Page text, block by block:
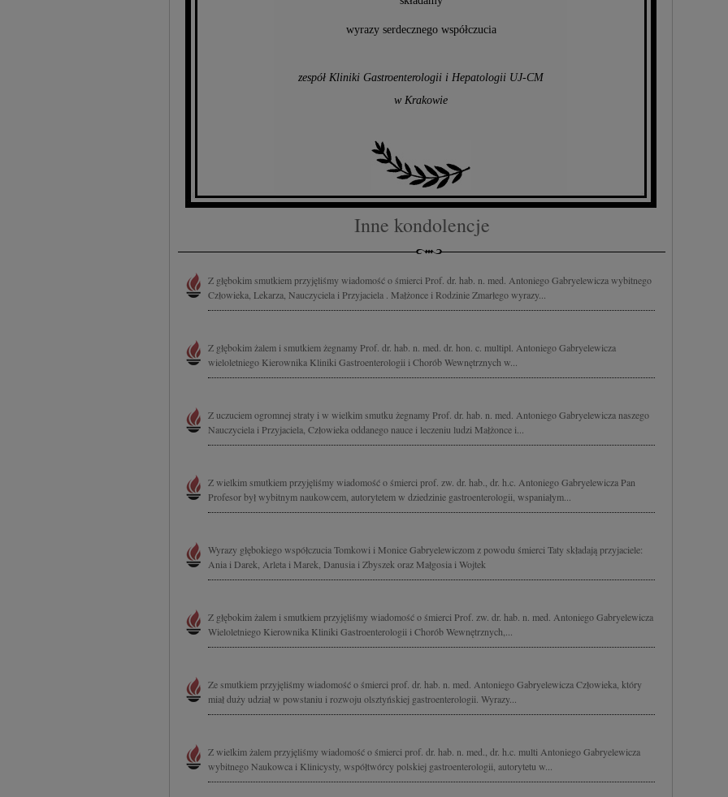
wyrazy serdecznego współczucia
zespół Kliniki Gastroenterologii i Hepatologii UJ-CM
w Krakowie
Inne kondolencje
Z głębokim smutkiem przyjęliśmy wiadomość o śmierci Prof. dr. hab. n. med. Antoniego Gabryelewicza wybitnego
Człowieka, Lekarza, Nauczyciela i Przyjaciela . Małżonce i Rodzinie Zmarłego wyrazy...
Z głębokim żalem i smutkiem żegnamy Prof. dr. hab. n. med. dr. hon. c. multipl. Antoniego Gabryelewicza
wieloletniego Kierownika Kliniki Gastroenterologii i Chorób Wewnętrznych w...
Z uczuciem ogromnej straty i w wielkim smutku żegnamy Prof. dr. hab. n. med. Antoniego Gabryelewicza naszego
Nauczyciela i Przyjaciela, Człowieka oddanego nauce i leczeniu ludzi Małżonce i...
Z wielkim smutkiem przyjęliśmy wiadomość o śmierci prof. zw. dr. hab., dr. h.c. Antoniego Gabryelewicza Pan
Profesor był wybitnym naukowcem, autorytetem w dziedzinie gastroenterologii, wspaniałym...
Wyrazy głębokiego współczucia Tomkowi i Monice Gabryelewiczom z powodu śmierci Taty składają przyjaciele:
Ania i Darek, Arleta i Marek, Danusia i Zbyszek oraz Małgosia i Wojtek
Z głębokim żalem i smutkiem przyjęliśmy wiadomość o śmierci Prof. zw. dr. hab. n. med. Antoniego Gabryelewicza
Wieloletniego Kierownika Kliniki Gastroenterologii i Chorób Wewnętrznych,...
Ze smutkiem przyjęliśmy wiadomość o śmierci prof. dr. hab. n. med. Antoniego Gabryelewicza Człowieka, który
miał duży udział w powstaniu i rozwoju olsztyńskiej gastroenterologii. Wyrazy...
Z wielkim żalem przyjęliśmy wiadomość o śmierci prof. dr. hab. n. med., dr. h.c. multi Antoniego Gabryelewicza
wybitnego Naukowca i Klinicysty, współtwórcy polskiej gastroenterologii, autorytetu w...